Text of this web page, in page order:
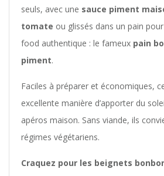
seuls, avec une sauce piment
tomate ou glissés dans un pain
food authentique : le fameux pain
piment.
Faciles à préparer et économiques,
excellente manière d’apporter du
apéros maison. Sans viande, ils
régimes végétariens.
Craquez pour les beignets